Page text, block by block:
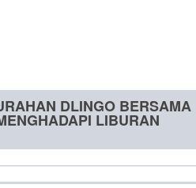
DLINGO BERSAMA
LIBURAN